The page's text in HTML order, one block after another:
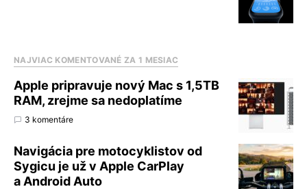
NAJVIAC KOMENTOVANÉ ZA 1 MESIAC
Apple pripravuje nový Mac s 1,5TB
RAM, zrejme sa nedoplatíme
3 komentáre
Navigácia pre motocyklistov od
Sygicu je už v Apple CarPlay
a Android Auto